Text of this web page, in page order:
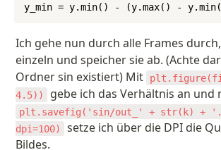
y_min = y.min() - (y.max() -
Ich gehe nun durch alle Frames
einzeln und speicher sie ab. (Achte
Ordner sin existiert) Mit
4.5))
plt.savefig('sin/out_' + str(k) +
dpi=100)
setze ich über die DPI die
Bildes.